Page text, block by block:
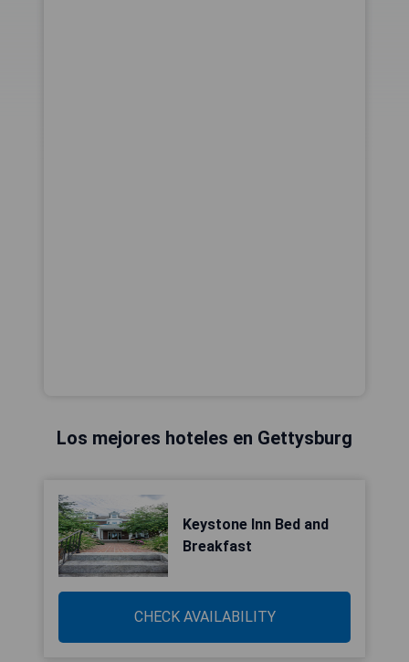
Los mejores hoteles en Gettysburg
Keystone Inn Bed and
Breakfast
CHECK AVAILABILITY